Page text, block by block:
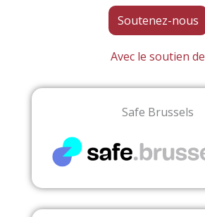
Soutenez-nous
Avec le soutien de
Safe Brussels